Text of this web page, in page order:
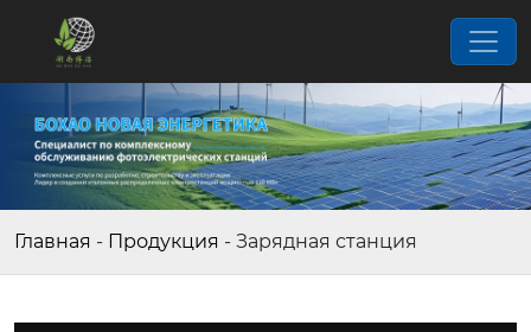
Главная - Продукция - Зарядная станция